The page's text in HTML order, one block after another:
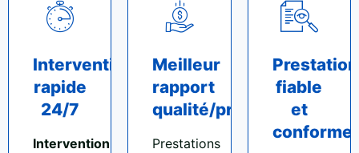
Intervention
rapide
24/7
Intervention
Meilleur
rapport
qualité/prix
Prestations
Prestation
fiable
et
conforme